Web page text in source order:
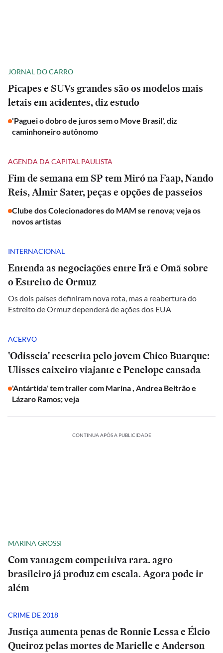
JORNAL DO CARRO
Picapes e SUVs grandes são os modelos mais
letais em acidentes, diz estudo
'Paguei o dobro de juros sem o Move Brasil', diz
caminhoneiro autônomo
AGENDA DA CAPITAL PAULISTA
Fim de semana em SP tem Miró na Faap, Nando
Reis, Almir Sater, peças e opções de passeios
Clube dos Colecionadores do MAM se renova; veja os
novos artistas
INTERNACIONAL
Entenda as negociações entre Irã e Omã sobre
o Estreito de Ormuz
Os dois países definiram nova rota, mas a reabertura do
Estreito de Ormuz dependerá de ações dos EUA
ACERVO
'Odisseia' reescrita pelo jovem Chico Buarque:
Ulisses caixeiro viajante e Penelope cansada
'Antártida' tem trailer com Marina , Andrea Beltrão e
Lázaro Ramos; veja
CONTINUA APÓS A PUBLICIDADE
MARINA GROSSI
Com vantagem competitiva rara. agro
brasileiro já produz em escala. Agora pode ir
além
CRIME DE 2018
Justiça aumenta penas de Ronnie Lessa e Élcio
Queiroz pelas mortes de Marielle e Anderson